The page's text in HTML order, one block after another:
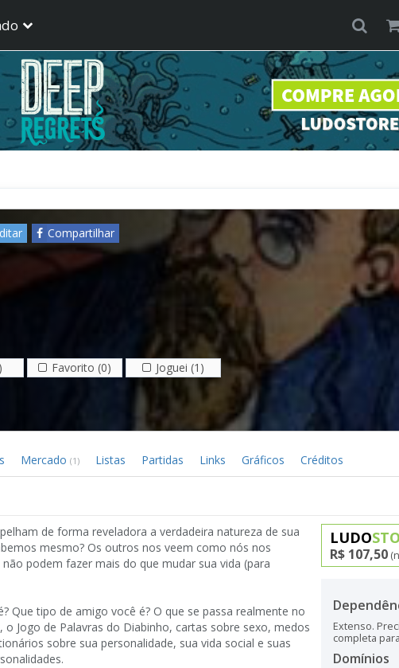
Compartilhar
Favorito (0) Joguei (1)
Mercado (1) Listas Partidas Links Gráficos Créditos
de forma reveladora a verdadeira natureza de sua
mesmo? Os outros nos veem como nós nos
podem fazer mais do que mudar sua vida (para
Que tipo de amigo você é? O que se passa realmente no
Jogo de Palavras do Diabinho, cartas sobre sexo, medos
sobre sua personalidade, sua vida social e suas
LUDO
R$ 107,50
Extenso.
completa
Domínios